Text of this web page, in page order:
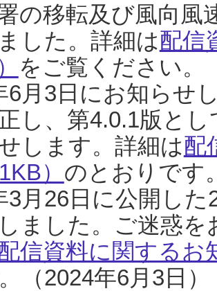
の移転及び風向風
した。詳細は配信
をご覧ください。
6月3日にお知らせ
し、第4.0.1版と
します。詳細は配
） のとおりです
3月26日に公開し
ました。ご迷惑
信資料に関するお
（2024年6月3日）